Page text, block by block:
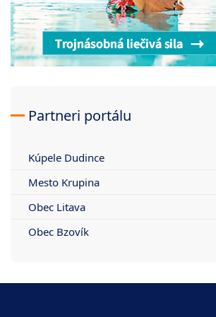
Partneri portálu
Kúpele Dudince
Mesto Krupina
Obec Litava
Obec Bzovík